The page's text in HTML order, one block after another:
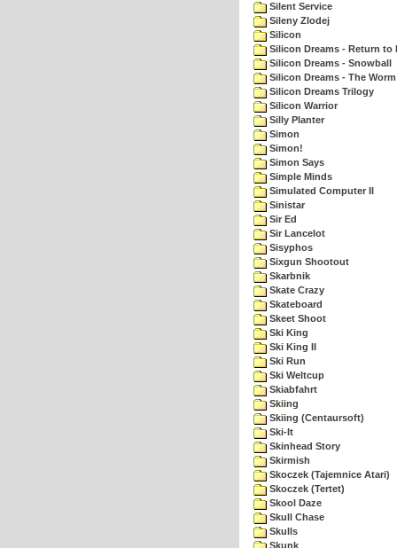
Silent Service
Sileny Zlodej
Silicon
Silicon Dreams - Return to
Silicon Dreams - Snowball
Silicon Dreams - The
Silicon Dreams Trilogy
Silicon Warrior
Silly Planter
Simon
Simon!
Simon Says
Simple Minds
Simulated Computer II
Sinistar
Sir Ed
Sir Lancelot
Sisyphos
Sixgun Shootout
Skarbnik
Skate Crazy
Skateboard
Skeet Shoot
Ski King
Ski King II
Ski Run
Ski Weltcup
Skiabfahrt
Skiing
Skiing (Centaursoft)
Ski-It
Skinhead Story
Skirmish
Skoczek (Tajemnice Atari)
Skoczek (Tertet)
Skool Daze
Skull Chase
Skulls
Skunk